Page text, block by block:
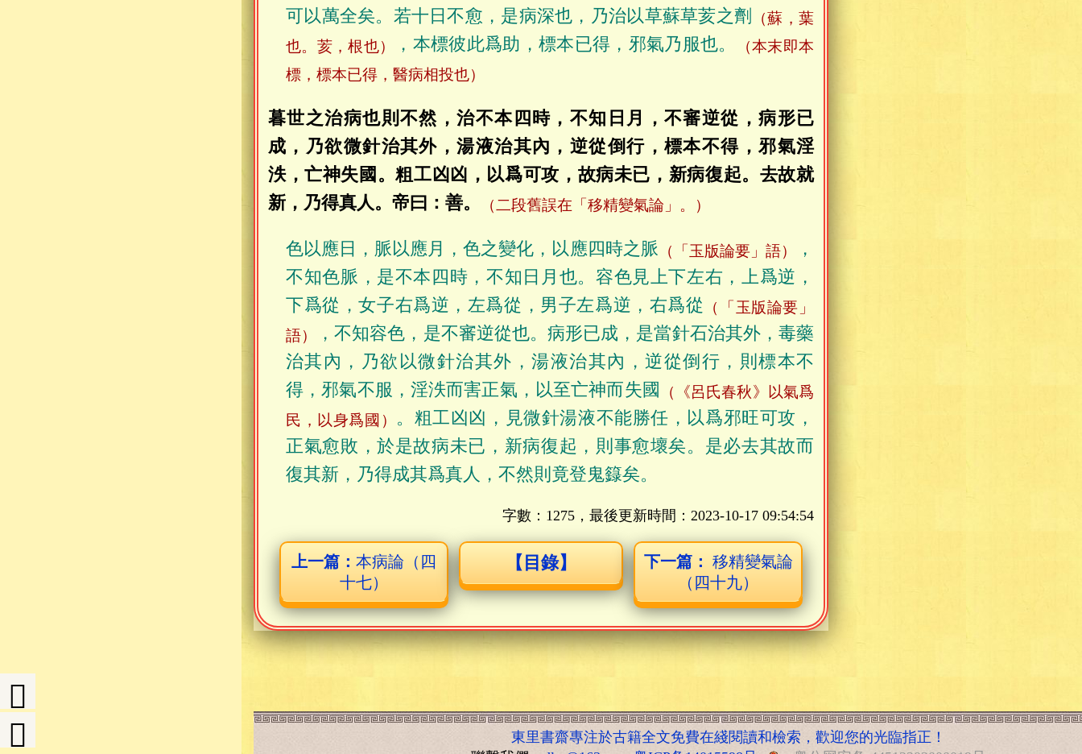
可以萬全矣。若十日不愈，是病深也，乃治以草蘇草荄之劑
（蘇，葉
也。荄，根也）
，本標彼此爲助，標本已得，邪氣乃服也。
（本末即本
標，標本已得，醫病相投也）
暮世之治病也則不然，治不本四時，不知日月，不審逆從，病形已
成，乃欲微針治其外，湯液治其內，逆從倒行，標本不得，邪氣淫
泆，亡神失國。粗工凶凶，以爲可攻，故病未已，新病復起。去故就
新，乃得真人。帝曰：善。
（二段舊誤在「移精變氣論」。）
色以應日，脈以應月，色之變化，以應四時之脈 （「玉版論要」語）
，
不知色脈，是不本四時，不知日月也。容色見上下左右，上爲逆，
下爲從，女子右爲逆，左爲從，男子左爲逆，右爲從
（「玉版論要」
語）
，不知容色，是不審逆從也。病形已成，是當針石治其外，毒藥
治其內，乃欲以微針治其外，湯液治其內，逆從倒行，則標本不
得，邪氣不服，淫泆而害正氣，以至亡神而失國
（《呂氏春秋》以氣爲
民，以身爲國） 。粗工凶凶，見微針湯液不能勝任，以爲邪旺可攻，
正氣愈敗，於是故病未已，新病復起，則事愈壞矣。是必去其故而
復其新，乃得成其爲真人，不然則竟登鬼籙矣。
字數：1275，最後更新時間： 2023-10-17 09:54:54
上一篇： 本病論（四
十七）
【目錄】 下一篇： 移精變氣論
（四十九）
東里書齋專注於古籍全文免費在綫閱讀和檢索，歡迎您的光臨指正！